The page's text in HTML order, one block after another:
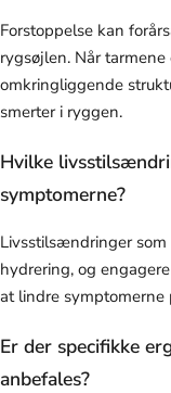
Forstoppelse kan
rygsøjlen. Når
omkringliggende
smerter i ryggen.
Hvilke
symptomerne?
Livsstilsændringer
hydrering, og
at lindre symptomerne
Er der specifikke
anbefales?